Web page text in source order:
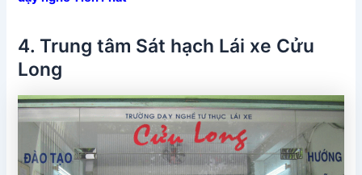
4. Trung tâm Sát hạch Lái xe Cửu
Long